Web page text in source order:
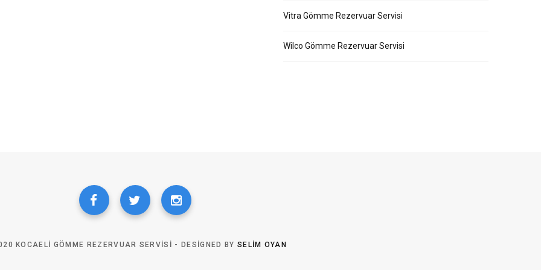
Vitra Gömme Rezervuar Servisi
Wilco Gömme Rezervuar Servisi
KOCAELI GÖMME REZERVUAR SERVISI - DESIGNED BY SELIM OYAN